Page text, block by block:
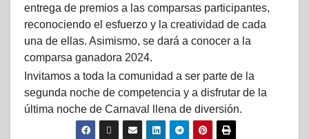
entrega de premios a las comparsas participantes,
reconociendo el esfuerzo y la creatividad de cada
una de ellas. Asimismo, se dará a conocer a la
comparsa ganadora 2024.
Invitamos a toda la comunidad a ser parte de la
segunda noche de competencia y a disfrutar de la
última noche de Carnaval llena de diversión.